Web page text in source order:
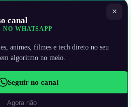
×
canal
WHATSAPP
animes, filmes e tech direto no seu
algoritmo no meio.
Seguir no canal
Agora não